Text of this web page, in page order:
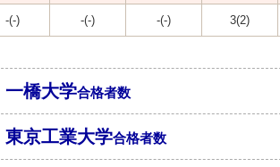
-(-) -(-) -(-) 3(2)
一橋大学合格者数
東京工業大学合格者数